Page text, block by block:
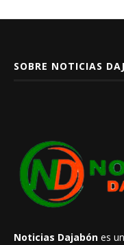
SOBRE NOTICIAS
Noticias Dajabón es